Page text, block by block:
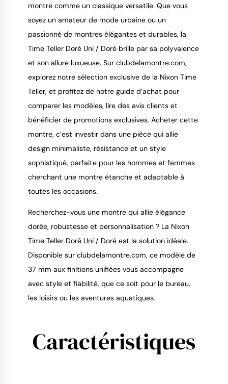
montre comme un classique versatile. Que vous
soyez un amateur de mode urbaine ou un
passionné de montres élégantes et durables, la
Time Teller Doré Uni / Doré brille par sa polyvalence
et son allure luxueuse. Sur clubdelamontre.com,
explorez notre sélection exclusive de la Nixon Time
Teller, et profitez de notre guide d’achat pour
comparer les modèles, lire des avis clients et
bénéficier de promotions exclusives. Acheter cette
montre, c’est investir dans une pièce qui allie
design minimaliste, résistance et un style
sophistiqué, parfaite pour les hommes et femmes
cherchant une montre étanche et adaptable à
toutes les occasions.
Recherchez-vous une montre qui allie élégance
dorée, robustesse et personnalisation ? La Nixon
Time Teller Doré Uni / Doré est la solution idéale.
Disponible sur clubdelamontre.com, ce modèle de
37 mm aux finitions unifiées vous accompagne
avec style et fiabilité, que ce soit pour le bureau,
les loisirs ou les aventures aquatiques.
Caractéristiques